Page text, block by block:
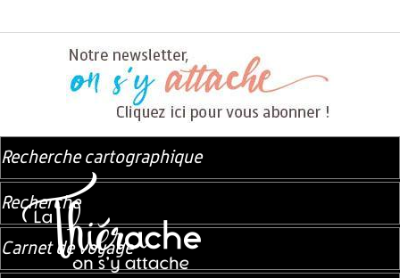
Recherche cartographique
Recherche
Carnet de voyage